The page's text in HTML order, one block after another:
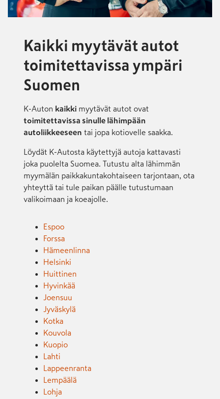
Kaikki myytävät autot
toimitettavissa ympäri
Suomen
K-Auton kaikki myytävät autot ovat
toimitettavissa sinulle lähimpään
autoliikkeeseen tai jopa kotiovelle saakka.
Löydät K-Autosta käytettyjä autoja kattavasti
joka puolelta Suomea. Tutustu alta lähimmän
myymälän paikkakuntakohtaiseen tarjontaan, ota
yhteyttä tai tule paikan päälle tutustumaan
valikoimaan ja koeajolle.
Espoo
Forssa
Hämeenlinna
Helsinki
Huittinen
Hyvinkää
Joensuu
Jyväskylä
Kotka
Kouvola
Kuopio
Lahti
Lappeenranta
Lempäälä
Lohja